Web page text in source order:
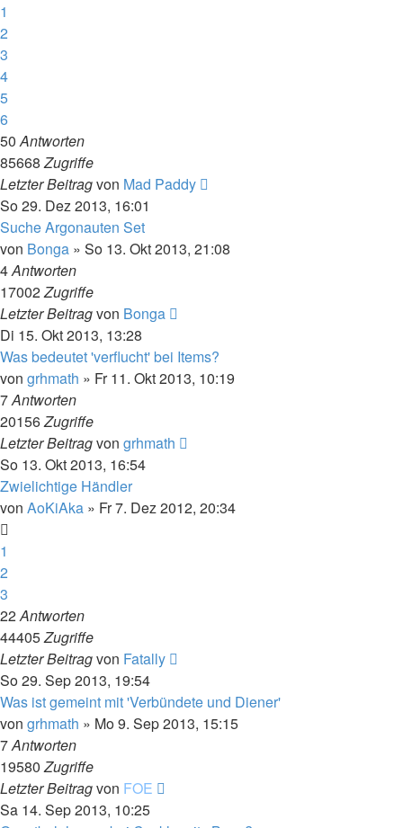
1
2
3
4
5
6
50Antworten
85668Zugriffe
Letzter Beitragvon Mad Paddy
So 29. Dez 2013, 16:01
Suche Argonauten Set
von Bonga » So 13. Okt 2013, 21:08
4Antworten
17002Zugriffe
Letzter Beitragvon Bonga
Di 15. Okt 2013, 13:28
Was bedeutet 'verflucht' bei Items?
von grhmath » Fr 11. Okt 2013, 10:19
7Antworten
20156Zugriffe
Letzter Beitragvon grhmath
So 13. Okt 2013, 16:54
Zwielichtige Händler
von AoKiAka » Fr 7. Dez 2012, 20:34
1
2
3
22Antworten
44405Zugriffe
Letzter Beitragvon Fatally
So 29. Sep 2013, 19:54
Was ist gemeint mit 'Verbündete und Diener'
von grhmath » Mo 9. Sep 2013, 15:15
7Antworten
19580Zugriffe
Letzter Beitragvon FOE
Sa 14. Sep 2013, 10:25